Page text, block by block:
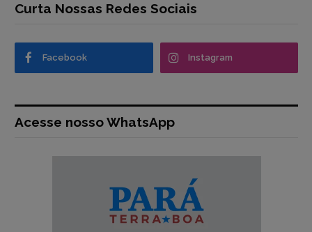
Curta Nossas Redes Sociais
Facebook Instagram
Acesse nosso WhatsApp